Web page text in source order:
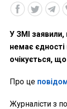
У ЗМІ
немає
очікується,
Про це
Журналісти з